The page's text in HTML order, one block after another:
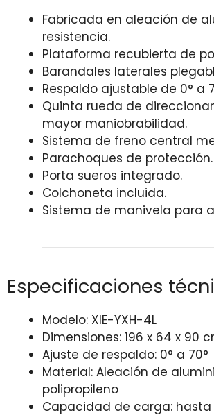
Fabricada en aleación de
resistencia.
Plataforma recubierta de
Barandales laterales
Respaldo ajustable de 0° a
Quinta rueda de
mayor maniobrabilidad.
Sistema de freno central
Parachoques de protección.
Porta sueros integrado.
Colchoneta incluida.
Sistema de manivela para
Especificaciones
Modelo: XIE-YXH-4L
Dimensiones: 196 x 64 x 90
Ajuste de respaldo: 0° a 70°
Material: Aleación de
polipropileno
Capacidad de carga: hasta